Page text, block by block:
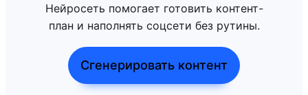
Нейросеть помогает готовить контент-
план и наполнять соцсети без рутины.
Сгенерировать контент